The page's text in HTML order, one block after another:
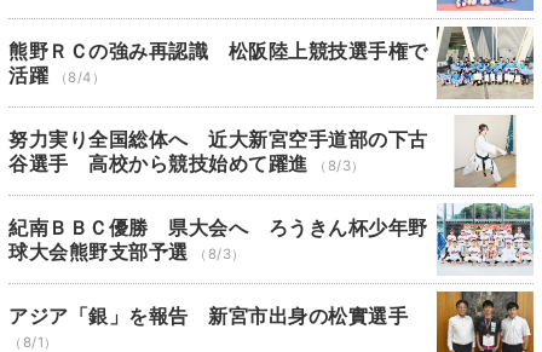
熊野ＲＣの強み再認識 松阪陸上競技選手権で
活躍
（8/4）
努力実り全国総体へ 近大新宮空手道部の下古
谷選手 高校から競技始めて躍進
（8/3）
紀南ＢＢＣ優勝 県大会へ ろうきん杯少年野
球大会熊野支部予選
（8/3）
アジア「銀」を報告 新宮市出身の松實選手
（8/1）